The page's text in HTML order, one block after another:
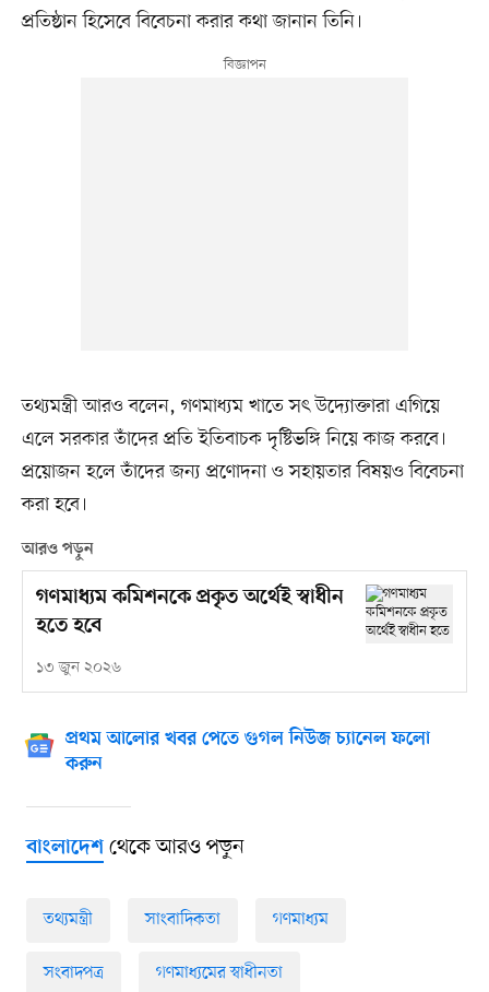
প্রতিষ্ঠান হিসেবে বিবেচনা করার কথা জানান তিনি।
তথ্যমন্ত্রী আরও বলেন, গণমাধ্যম খাতে সৎ উদ্যোক্তারা এগিয়ে
এলে সরকার তাঁদের প্রতি ইতিবাচক দৃষ্টিভঙ্গি নিয়ে কাজ করবে।
প্রয়োজন হলে তাঁদের জন্য প্রণোদনা ও সহায়তার বিষয়ও বিবেচনা
করা হবে।
আরও পড়ুন
গণমাধ্যম কমিশনকে প্রকৃত অর্থেই স্বাধীন
হতে হবে
১৩ জুন ২০২৬
প্রথম আলোর খবর পেতে গুগল নিউজ চ্যানেল ফলো
করুন
বাংলাদেশথেকে আরও পড়ুন
তথ্যমন্ত্রী সাংবাদিকতা গণমাধ্যম
সংবাদপত্র গণমাধ্যমের স্বাধীনতা